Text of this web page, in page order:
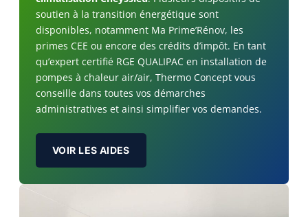
soutien à la transition énergétique sont
disponibles, notamment Ma Prime’Rénov, les
primes CEE ou encore des crédits d’impôt. En tant
qu’expert certifié RGE QUALIPAC en installation de
pompes à chaleur air/air, Thermo Concept vous
conseille dans toutes vos démarches
administratives et ainsi simplifier vos demandes.
VOIR LES AIDES